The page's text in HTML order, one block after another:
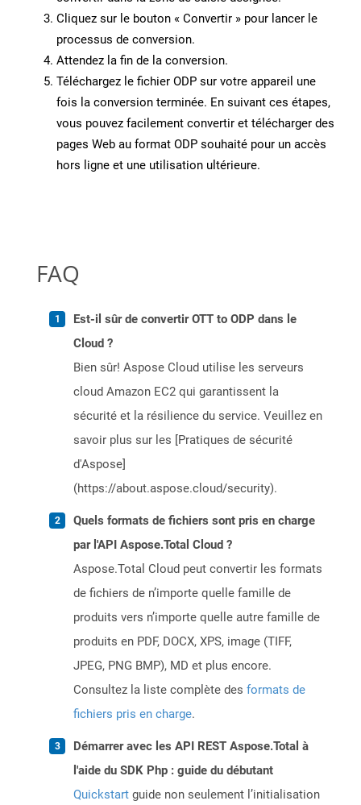
Cliquez sur le bouton « Convertir » pour lancer le
processus de conversion.
Attendez la fin de la conversion.
Téléchargez le fichier ODP sur votre appareil une
fois la conversion terminée. En suivant ces étapes,
vous pouvez facilement convertir et télécharger des
pages Web au format ODP souhaité pour un accès
hors ligne et une utilisation ultérieure.
FAQ
Est-il sûr de convertir OTT to ODP dans le
Cloud ?
Bien sûr! Aspose Cloud utilise les serveurs
cloud Amazon EC2 qui garantissent la
sécurité et la résilience du service. Veuillez en
savoir plus sur les [Pratiques de sécurité
d'Aspose]
(https://about.aspose.cloud/security).
Quels formats de fichiers sont pris en charge
par l'API Aspose.Total Cloud ?
Aspose.Total Cloud peut convertir les formats
de fichiers de n’importe quelle famille de
produits vers n’importe quelle autre famille de
produits en PDF, DOCX, XPS, image (TIFF,
JPEG, PNG BMP), MD et plus encore.
Consultez la liste complète des formats de
fichiers pris en charge.
Démarrer avec les API REST Aspose.Total à
l'aide du SDK Php : guide du débutant
Quickstart guide non seulement l’initialisation